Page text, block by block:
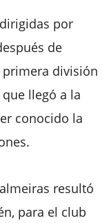
por
de
división
llegó a la
conocido la
resultó
para el club